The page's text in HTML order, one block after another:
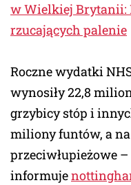
w Wielkiej Brytanii:
rzucających palenie
Roczne wydatki
wynosiły 22,8
grzybicy stóp i
miliony funtów, a
przeciwłupieżowe
informuje